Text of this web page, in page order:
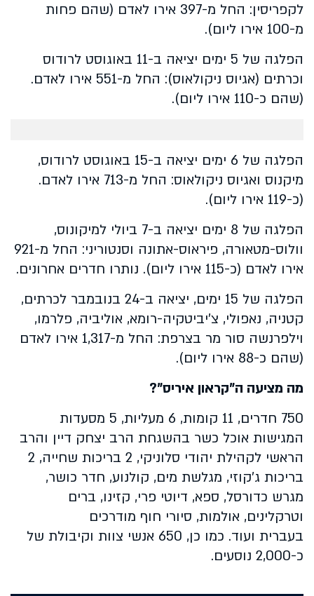
לקפריסין: החל מ-397 אירו לאדם (שהם פחות
מ-100 אירו ליום).
הפלגה של 5 ימים יציאה ב-11 באוגוסט לרודוס
וכרתים (אגיוס ניקולאוס): החל מ-551 אירו לאדם.
(שהם כ-110 אירו ליום).
הפלגה של 6 ימים יציאה ב-15 באוגוסט לרודוס,
מיקנוס ואגיוס ניקולאוס: החל מ-713 אירו לאדם.
(כ-119 אירו ליום).
הפלגה של 8 ימים יציאה ב-7 ביולי למיקונוס,
וולוס-מטאורה, פיראוס-אתונה וסנטוריני: החל מ-921
אירו לאדם (כ-115 אירו ליום). נותרו חדרים אחרונים.
הפלגה של 15 ימים, יציאה ב-24 בנובמבר לכרתים,
קטניה, נאפולי, צ'יביטקיה-רומא, אוליביה, פלרמו,
וילפרנשה סור מר בצרפת: החל מ-1,317 אירו לאדם
(שהם כ-88 אירו ליום).
מה מציעה ה"קראון איריס"?
750 חדרים, 11 קומות, 6 מעליות, 5 מסעדות
המגישות אוכל כשר בהשגחת הרב יצחק דיין והרב
הראשי לקהילת יהודי סלוניקי, 2 בריכות שחייה, 2
בריכות ג'קוזי, מגלשת מים, קולנוע, חדר כושר,
מגרש כדורסל, ספא, דיוטי פרי, קזינו, ברים
וטרקלינים, אולמות, סיורי חוף מודרכים
בעברית ועוד. כמו כן, 650 אנשי צוות וקיבולת של
כ-2,000 נוסעים.